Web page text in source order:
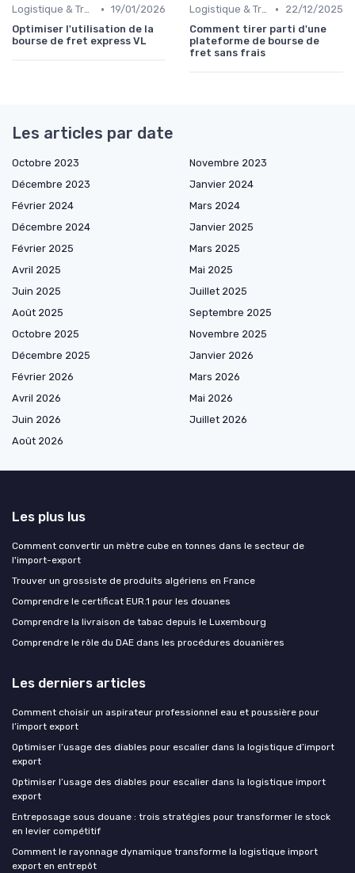
Logistique & Transport • 19/01/2026
Optimiser l'utilisation de la
bourse de fret express VL
Logistique & Transport •
22/12/2025
Comment tirer parti d'une
plateforme de bourse de
fret sans frais
Les articles par date
Octobre 2023
Novembre 2023
Décembre 2023
Janvier 2024
Février 2024
Mars 2024
Décembre 2024
Janvier 2025
Février 2025
Mars 2025
Avril 2025
Mai 2025
Juin 2025
Juillet 2025
Août 2025
Septembre 2025
Octobre 2025
Novembre 2025
Décembre 2025
Janvier 2026
Février 2026
Mars 2026
Avril 2026
Mai 2026
Juin 2026
Juillet 2026
Août 2026
Les plus lus
Comment convertir un mètre cube en tonnes dans le secteur de
l'import-export
Trouver un grossiste de produits algériens en France
Comprendre le certificat EUR.1 pour les douanes
Comprendre la livraison de tabac depuis le Luxembourg
Comprendre le rôle du DAE dans les procédures douanières
Les derniers articles
Comment choisir un aspirateur professionnel eau et poussière pour
l’import export
Optimiser l’usage des diables pour escalier dans la logistique d’import
export
Optimiser l’usage des diables pour escalier dans la logistique import
export
Entreposage sous douane : trois stratégies pour transformer le stock
en levier compétitif
Comment le rayonnage dynamique transforme la logistique import
export en entrepôt